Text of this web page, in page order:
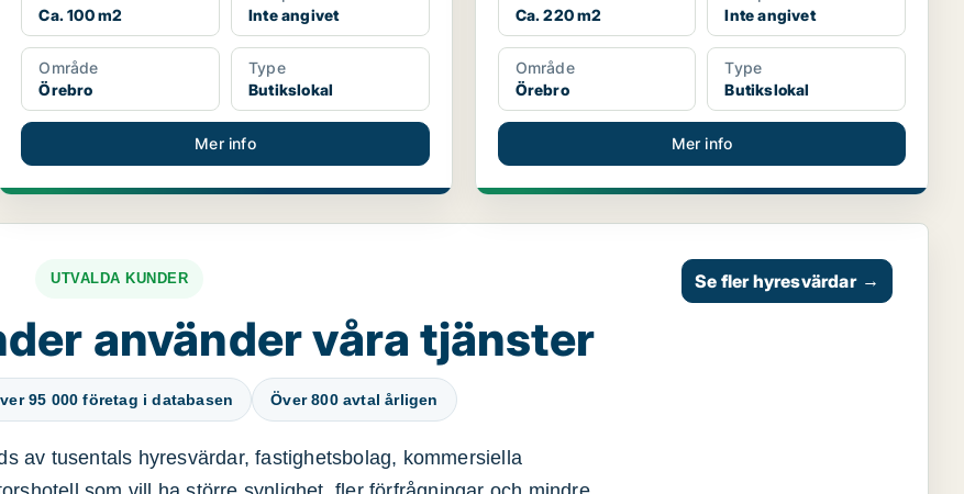
Ca. 100 m2
Inte angivet
Område
Örebro
Type
Butikslokal
Mer info
Ca. 220 m2
Inte angivet
Område
Örebro
Type
Butikslokal
Mer info
UTVALDA KUNDER
använder våra tjänster
95 000 företag i databasen Över 800 avtal årligen
av tusentals hyresvärdar, fastighetsbolag, kommersiella
Se fler hyresvärdar →